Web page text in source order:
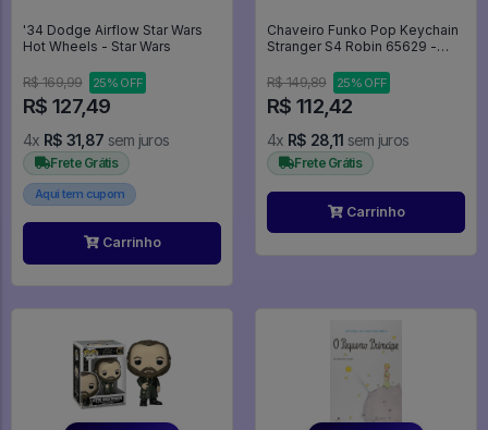
'34 Dodge Airflow Star Wars
Hot Wheels - Star Wars
R$ 169,99 25% OFF
R$ 127,49
4x R$ 31,87 sem juros
Frete Grátis
Aqui tem cupom
Carrinho
Chaveiro Funko Pop Keychain
Stranger S4 Robin 65629 -
R$ 149,89
25% OFF
R$ 112,42
4x R$ 28,11 sem juros
Frete Grátis
Carrinho